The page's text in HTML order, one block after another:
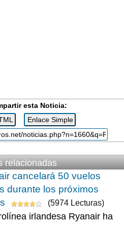
esta Noticia:
relacionadas
cancelará 50 vuelos
durante los próximos
(5974 Lecturas)
irlandesa Ryanair ha